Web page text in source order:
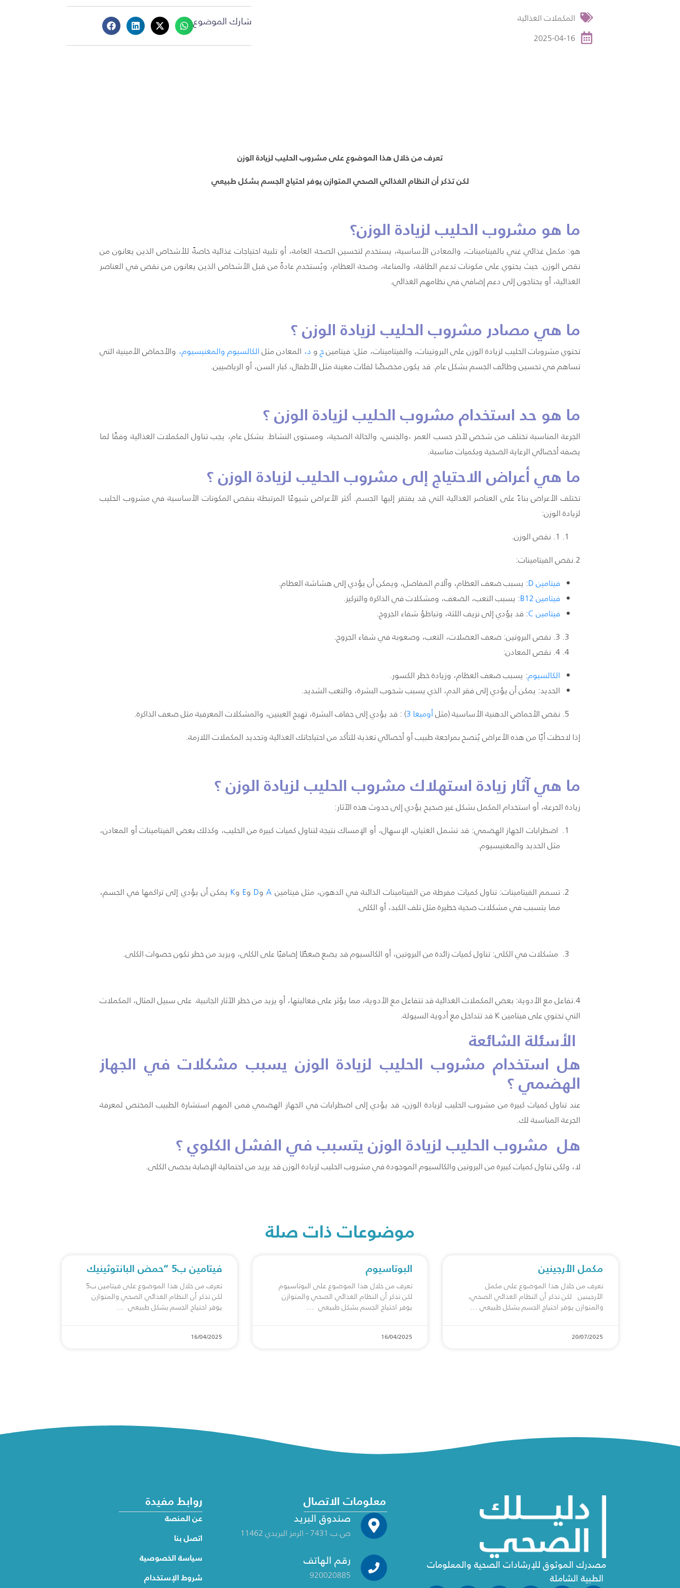
المكملات الغذائية
2025-04-16
شارك الموضوع
تعرف من خلال هذا الموضوع على مشروب الحليب لزيادة الوزن
لكن تذكر أن النظام الغذائي الصحي المتوازن يوفر احتياج الجسم بشكل طبيعي
ما هو مشروب الحليب لزيادة الوزن؟
هو: مكمل غذائي غني بالفيتامينات، والمعادن الأساسية، يستخدم لتحسين الصحة العامة، أو تلبية احتياجات غذائية خاصةً للأشخاص الذين يعانون من
نقص الوزن. حيث يحتوي على مكونات تدعم الطاقة، والمناعة، وصحة العظام، ويُستخدم عادةً من قبل الأشخاص الذين يعانون من نقص في العناصر
الغذائية، أو يحتاجون إلى دعم إضافي في نظامهم الغذائي.
ما هي مصادر مشروب الحليب لزيادة الوزن ؟
تحتوي مشروبات الحليب لزيادة الوزن على البروتينات، والفيتامينات، مثل: فيتامينج و د، المعادن مثل الكالسيوم والمغنيسيوم، والأحماض الأمينية التي
تساهم في تحسين وظائف الجسم بشكل عام. قد يكون مخصصًا لفئات معينة مثل الأطفال، كبار السن، أو الرياضيين.
ما هو حد استخدام مشروب الحليب لزيادة الوزن ؟
الجرعة المناسبة تختلف من شخص لآخر حسب العمر ،والجنس، والحالة الصحية، ومستوى النشاط. بشكل عام، يجب تناول المكملات الغذائية وفقًا لما
يصفه أخصائي الرعاية الصحية وبكميات مناسبة.
ما هي أعراض الاحتياج إلى مشروب الحليب لزيادة الوزن ؟
تختلف الأعراض بناءً على العناصر الغذائية التي قد يفتقر إليها الجسم. أكثر الأعراض شيوعًا المرتبطة بنقص المكونات الأساسية في مشروب الحليب
لزيادة الوزن:
1. نقص الوزن.
2.نقص الفيتامينات:
فيتامين D: يسبب ضعف العظام، وآلام المفاصل، ويمكن أن يؤدي إلى هشاشة العظام.
فيتامين
B12 : يسبب التعب، الضعف، ومشكلات في الذاكرة والتركيز.
فيتامين C: قد يؤدي إلى نزيف اللثة، وتباطؤ شفاء الجروح.
3. نقص البروتين: ضعف العضلات، التعب، وصعوبة في شفاء الجروح.
4. نقص المعادن:
الكالسيوم: يسبب ضعف العظام، وزيادة خطر الكسور.
الحديد: يمكن أن يؤدي إلى فقر الدم، الذي يسبب شحوب البشرة، والتعب الشديد.
نقص الأحماض الدهنية الأساسية (مثلأوميغا ) : قد يؤدي إلى جفاف البشرة، تهيج العينين، والمشكلات المعرفية مثل ضعف الذاكرة.
إذا لاحظت أيًا من هذه الأعراض يُنصح بمراجعة طبيب أو أخصائي تغذية للتأكد من احتياجاتك الغذائية وتحديد المكملات اللازمة.
ما هي آثار زيادة استهلاك مشروب الحليب لزيادة الوزن ؟
زيادة الجرعة، أو استخدام المكمل بشكل غير صحيح يؤدي إلى حدوث هذه الآثار:
اضطرابات الجهاز الهضمي: قد تشمل الغثيان، الإسهال، أو الإمساك نتيجة لتناول كميات كبيرة من الحليب، وكذلك بعض الفيتامينات أو المعادن،
مثل الحديد والمغنيسيوم.
تسمم الفيتامينات: تناول كميات مفرطة من الفيتامينات الذائبة في الدهون، مثل فيتامين AوD وE وK يمكن أن يؤدي إلى تراكمها في الجسم،
مما يتسبب في مشكلات صحية خطيرة مثل تلف الكبد، أو الكلى.
مشكلات في الكلى: تناول كميات زائدة من البروتين، أو الكالسيوم قد يضع ضغطًا إضافيًا على الكلى، ويزيد من خطر تكون حصوات الكلى.
4.تفاعل مع الأدوية: بعض المكملات الغذائية قد تتفاعل مع الأدوية، مما يؤثر على فعاليتها، أو يزيد من خطر الآثار الجانبية. على سبيل المثال، المكملات
التي تحتوي على فيتامين K قد تتداخل مع أدوية السيولة.
الأسئلة الشائعة
هل استخدام مشروب الحليب لزيادة الوزن يسبب مشكلات في الجهاز
الهضمي ؟
عند تناول كميات كبيرة من مشروب الحليب لزيادة الوزن، قد يؤدي إلى اضطرابات في الجهاز الهضمي فمن المهم استشارة الطبيب المختص لمعرفة
الجرعة المناسبة لك.
هل مشروب الحليب لزيادة الوزن يتسبب في الفشل الكلوي ؟
لا، ولكن تناول كميات كبيرة من البروتين والكالسيوم الموجودة في مشروب الحليب لزيادة الوزن قد يزيد من احتمالية الإصابة بحصى الكلى.
موضوعات ذات صلة
مكمل الأرجينين
تعرف من خلال هذا الموضوع على مكمل
الأرجينين لكن تذكر أن النظام الغذائي الصحي،
والمتوازن يوفر احتياج الجسم بشكل طبيعي
20/07/2025
البوتاسيوم
تعرف من خلال هذا الموضوع على البوتاسيوم
لكن تذكر أن النظام الغذائي الصحي والمتوازن
يوفر احتياج الجسم بشكل طبيعي
16/04/2025
فيتامين ب5 “حمض البانتوثينيك
تعرف من خلال هذا الموضوع على فيتامين ب5
لكن تذكر أن النظام الغذائي الصحي والمتوازن
يوفر احتياج الجسم بشكل طبيعي
16/04/2025
روابط مفيدة
عن المنصة
اتصل بنا
سياسة الخصوصية
شروط الإستخدام
معلومات الاتصال
صندوق البريد
ص.ب 7431 - الرمز البريدي 11462
رقم الهاتف
920020885
مصدرك الموثوق للإرشادات الصحية والمعلومات